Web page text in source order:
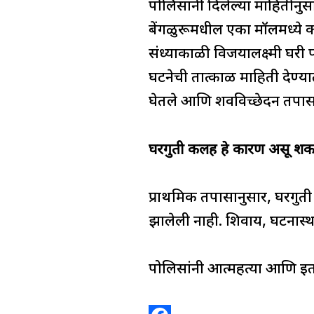
पोलिसांनी दिलेल्या
बेंगळुरूमधील एका मॉलमध्ये
संध्याकाळी विजयालक्ष्मी
घटनेची तात्काळ माहिती
घेतले आणि शवविच्छेदन
घरगुती कलह हे कारण असू
प्राथमिक तपासानुसार,
झालेली नाही. शिवाय,
पोलिसांनी आत्महत्या आणि